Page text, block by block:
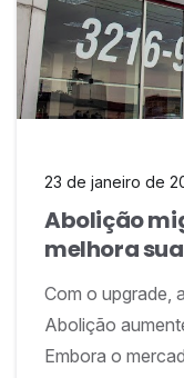
23 de janeiro de
Abolição
melhora
Com o upgrade,
Abolição
Embora o